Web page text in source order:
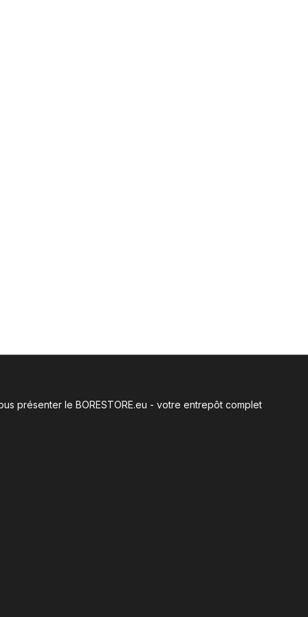
présenter le BORESTORE.eu - votre entrepôt complet